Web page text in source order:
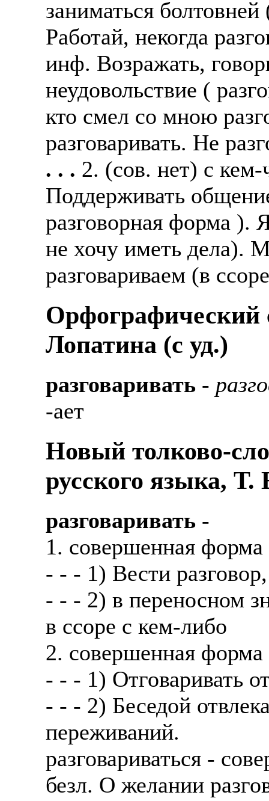
заниматься
Работай, некогда
инф. Возражать,
неудовольствие (
кто смел со мною
разговаривать. Не
. . . 2. (сов. нет) с
Поддерживать
разговорная форма ).
не хочу иметь дела).
разговариваем (в
Орфографический
Лопатина (c уд.)
разговаривать -
-ает
Новый толково-
русского языка,
разговаривать -
1. совершенная
- - - 1) Вести
- - - 2) в переносном
в ссоре с кем-либо
2. совершенная форма
- - - 1) Отговаривать
- - - 2) Беседой
переживаний.
разговариваться -
безл. О желании